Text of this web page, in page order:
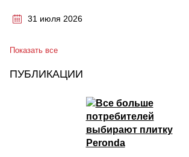
31 июля 2026
Показать все
ПУБЛИКАЦИИ